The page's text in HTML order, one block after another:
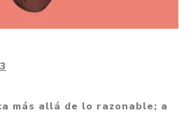
más allá de lo razonable; a